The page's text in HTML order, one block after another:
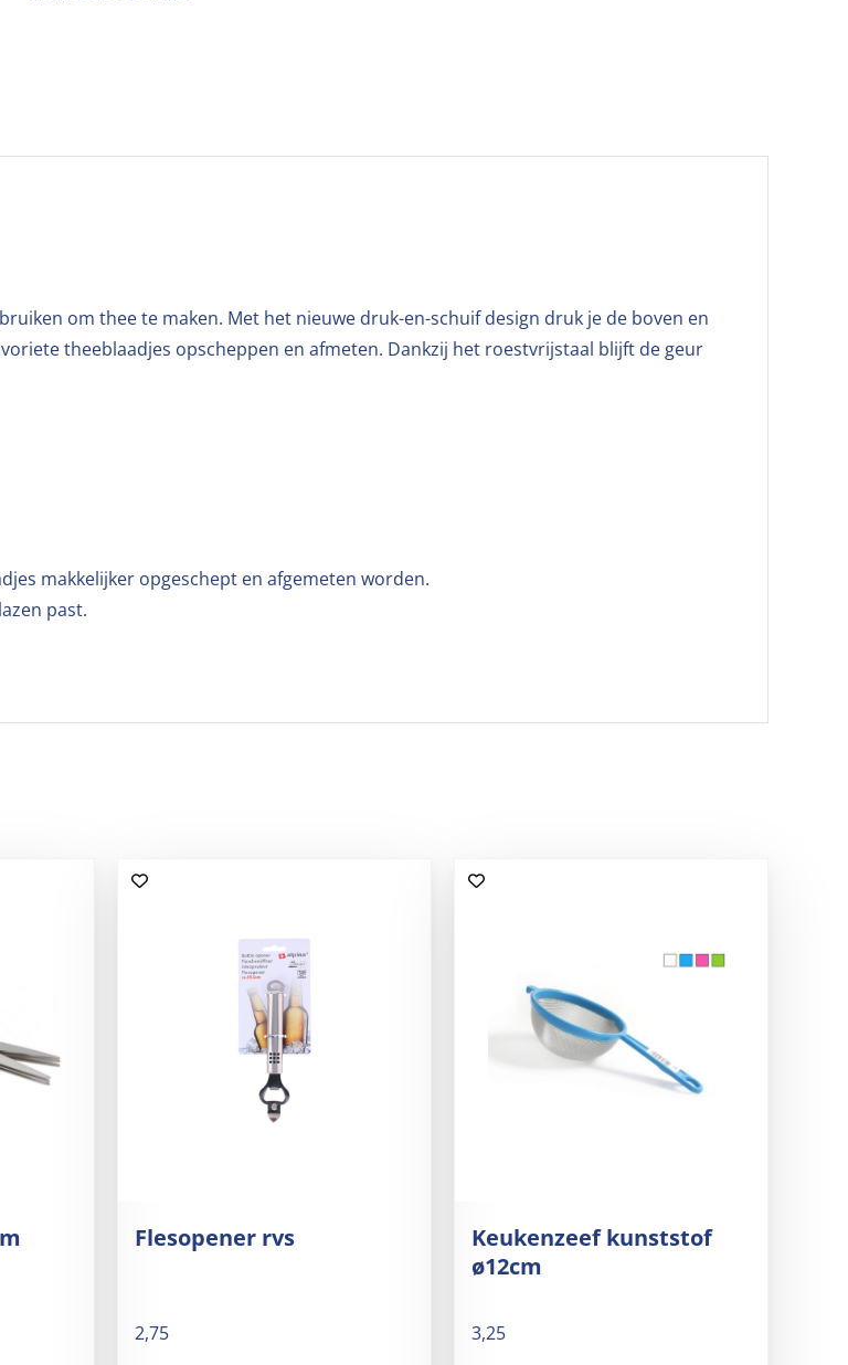
om thee te maken. Met het nieuwe druk-en-schuif design druk je de boven en
theeblaadjes opscheppen en afmeten. Dankzij het roestvrijstaal blijft de geur
makkelijker opgeschept en afgemeten worden.
past.
Flesopener rvs
2,75
Keukenzeef kunststof
ø12cm
3,25